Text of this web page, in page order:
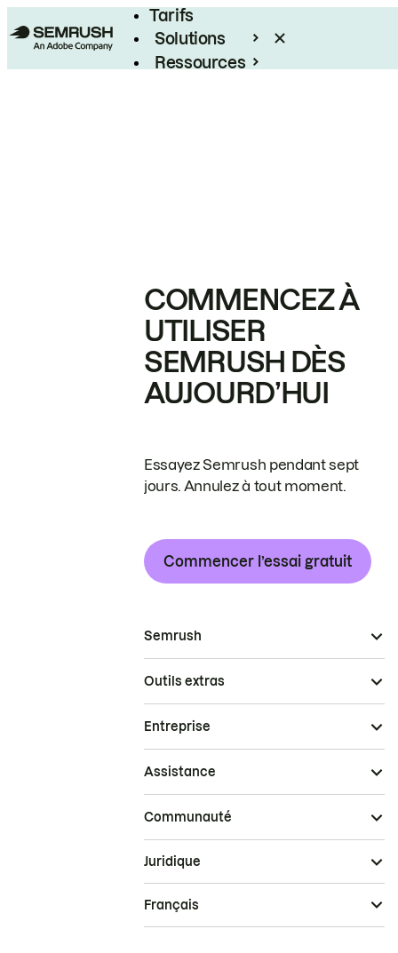
Tarifs
Solutions
Ressources
COMMENCEZ À
UTILISER
SEMRUSH DÈS
AUJOURD’HUI
Essayez Semrush pendant sept
jours. Annulez à tout moment.
Commencer l’essai gratuit
Semrush
Outils extras
Entreprise
Assistance
Communauté
Juridique
Français